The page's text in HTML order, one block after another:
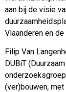
aan bij de visie
Vlaanderen en
Filip Van
DUBiT
(ver)bouwen,